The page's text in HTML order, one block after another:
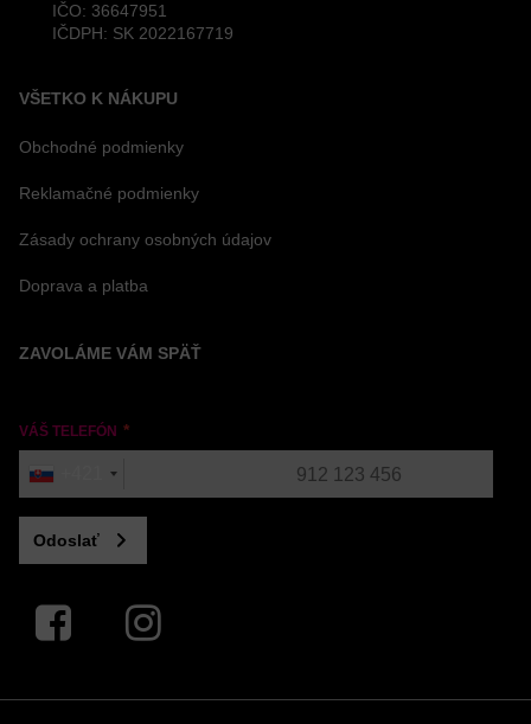
IČO: 36647951
IČDPH: SK 2022167719
VŠETKO K NÁKUPU
Obchodné podmienky
Reklamačné podmienky
Zásady ochrany osobných údajov
Doprava a platba
ZAVOLÁME VÁM SPÄŤ
VÁŠ TELEFÓN
Odoslať
Facebook Instagram